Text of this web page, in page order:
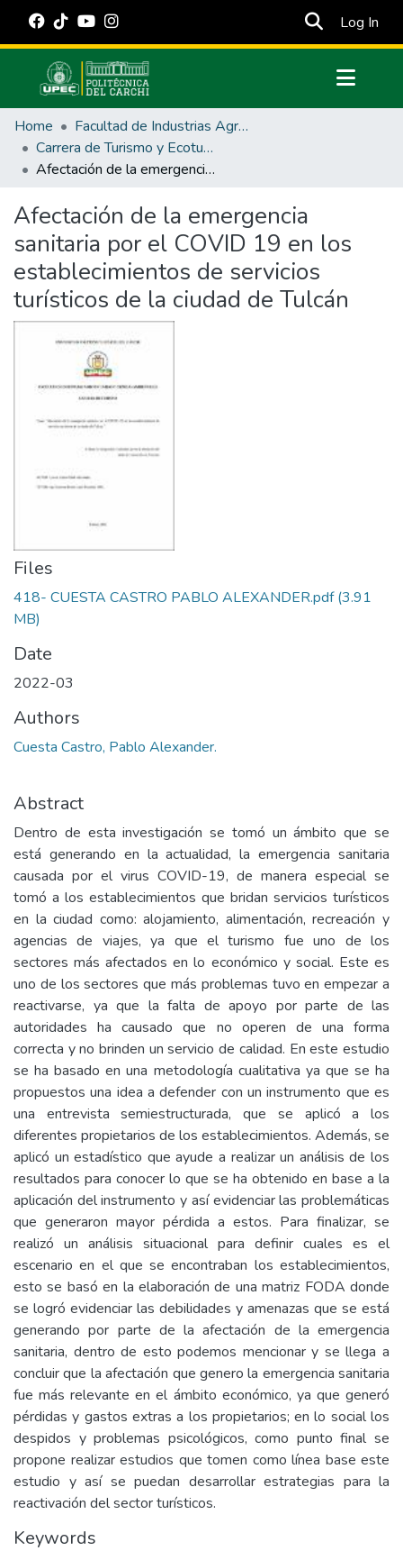
Log In
Communities & Collections
All of DSpace
Statistics
Estadísticas Externas
Manuales
Home
Facultad de Industrias Agropecuarias y Ciencias Ambientales
Carrera de Turismo y Ecoturimo
Afectación de la emergencia sanitaria por el COVID 19 en los establecimientos de servicios turísticos de la ciudad de Tulcán
Afectación de la emergencia
sanitaria por el COVID 19 en los
establecimientos de servicios
turísticos de la ciudad de Tulcán
Files
418- CUESTA CASTRO PABLO ALEXANDER.pdf(3.91
MB)
Date
2022-03
Authors
Cuesta Castro, Pablo Alexander.
Abstract
Dentro de esta investigación se tomó un ámbito que se
está generando en la actualidad, la emergencia sanitaria
causada por el virus COVID-19, de manera especial se
tomó a los establecimientos que bridan servicios turísticos
en la ciudad como: alojamiento, alimentación, recreación y
agencias de viajes, ya que el turismo fue uno de los
sectores más afectados en lo económico y social. Este es
uno de los sectores que más problemas tuvo en empezar a
reactivarse, ya que la falta de apoyo por parte de las
autoridades ha causado que no operen de una forma
correcta y no brinden un servicio de calidad. En este estudio
se ha basado en una metodología cualitativa ya que se ha
propuestos una idea a defender con un instrumento que es
una entrevista semiestructurada, que se aplicó a los
diferentes propietarios de los establecimientos. Además, se
aplicó un estadístico que ayude a realizar un análisis de los
resultados para conocer lo que se ha obtenido en base a la
aplicación del instrumento y así evidenciar las problemáticas
que generaron mayor pérdida a estos. Para finalizar, se
realizó un análisis situacional para definir cuales es el
escenario en el que se encontraban los establecimientos,
esto se basó en la elaboración de una matriz FODA donde
se logró evidenciar las debilidades y amenazas que se está
generando por parte de la afectación de la emergencia
sanitaria, dentro de esto podemos mencionar y se llega a
concluir que la afectación que genero la emergencia sanitaria
fue más relevante en el ámbito económico, ya que generó
pérdidas y gastos extras a los propietarios; en lo social los
despidos y problemas psicológicos, como punto final se
propone realizar estudios que tomen como línea base este
estudio y así se puedan desarrollar estrategias para la
reactivación del sector turísticos.
Keywords